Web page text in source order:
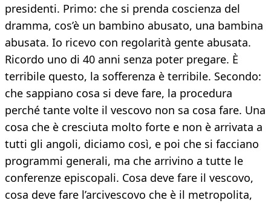
presidenti. Primo: che si prenda coscienza del
dramma, cos’è un bambino abusato, una bambina
abusata. Io ricevo con regolarità gente abusata.
Ricordo uno di 40 anni senza poter pregare. È
terribile questo, la sofferenza è terribile. Secondo:
che sappiano cosa si deve fare, la procedura
perché tante volte il vescovo non sa cosa fare. Una
cosa che è cresciuta molto forte e non è arrivata a
tutti gli angoli, diciamo così, e poi che si facciano
programmi generali, ma che arrivino a tutte le
conferenze episcopali. Cosa deve fare il vescovo,
cosa deve fare l’arcivescovo che è il metropolita,